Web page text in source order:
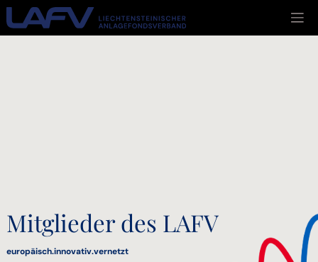
Zum Inhalt springen
Mitglieder des LAFV
europäisch.innovativ.vernetzt